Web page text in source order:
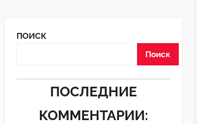
ПОИСК
Поиск
ПОСЛЕДНИЕ
КОММЕНТАРИИ: